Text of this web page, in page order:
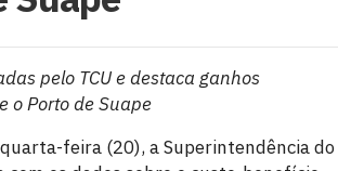
pelo TCU e destaca ganhos
o Porto de Suape
feira (20), a Superintendência do